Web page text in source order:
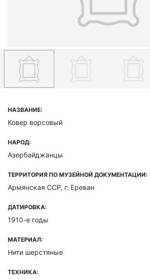
НАЗВАНИЕ:
Ковер ворсовый
НАРОД:
Азербайджанцы
ТЕРРИТОРИЯ ПО МУЗЕЙНОЙ ДОКУМЕНТАЦИИ:
Армянская ССР, г. Ереван
ДАТИРОВКА:
1910-е годы
МАТЕРИАЛ:
Нити шерстяные
ТЕХНИКА: